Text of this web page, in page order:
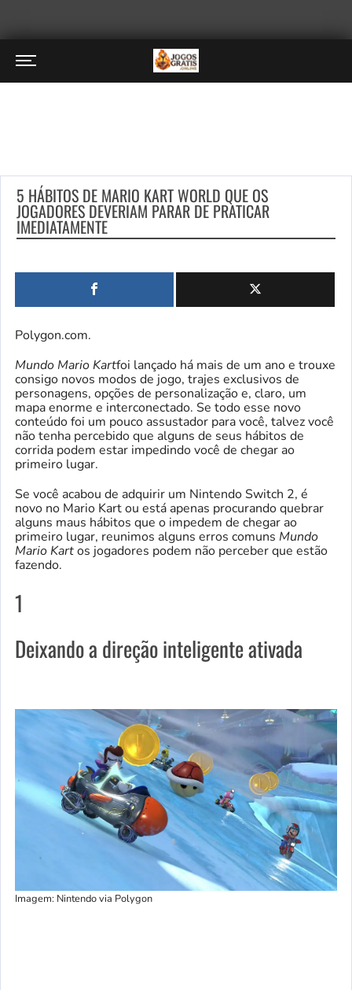
5 HÁBITOS DE MARIO KART WORLD QUE OS
JOGADORES DEVERIAM PARAR DE PRATICAR
IMEDIATAMENTE
Polygon.com.
Mundo Mario Kartfoi lançado há mais de um ano e trouxe
consigo novos modos de jogo, trajes exclusivos de
personagens, opções de personalização e, claro, um
mapa enorme e interconectado. Se todo esse novo
conteúdo foi um pouco assustador para você, talvez você
não tenha percebido que alguns de seus hábitos de
corrida podem estar impedindo você de chegar ao
primeiro lugar.
Se você acabou de adquirir um Nintendo Switch 2, é
novo no Mario Kart ou está apenas procurando quebrar
alguns maus hábitos que o impedem de chegar ao
primeiro lugar, reunimos alguns erros comuns Mundo
Mario Kartos jogadores podem não perceber que estão
fazendo.
1
Deixando a direção inteligente ativada
Imagem: Nintendo via Polygon